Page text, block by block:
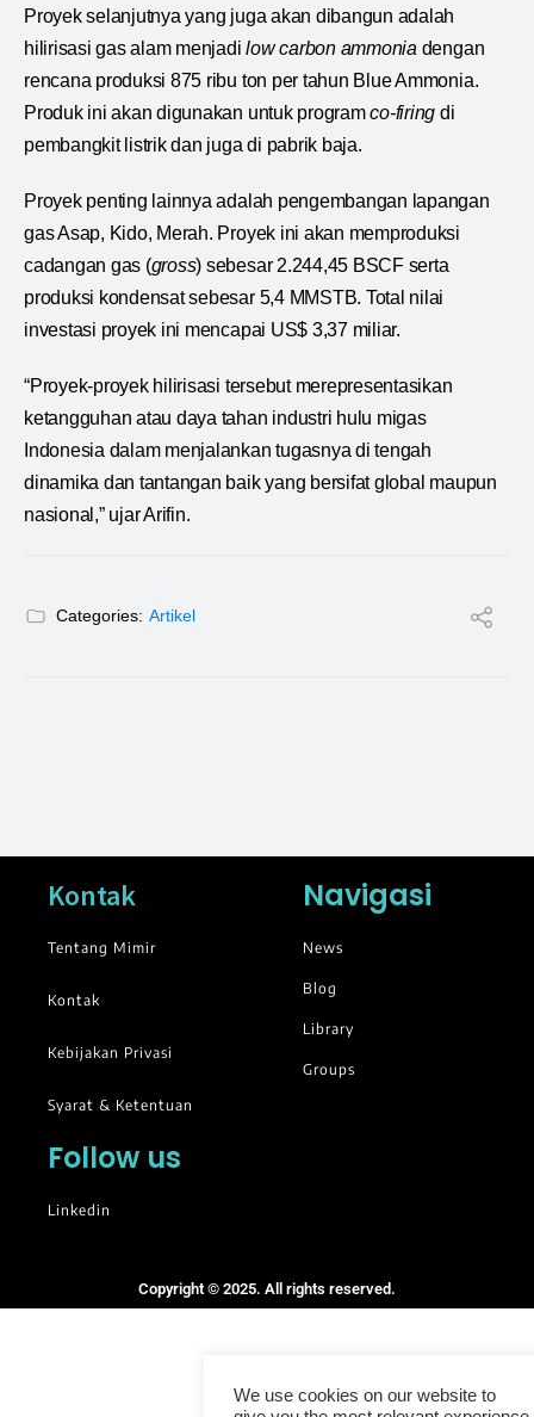
Proyek selanjutnya yang juga akan dibangun adalah
hilirisasi gas alam menjadilow carbon ammonia dengan
rencana produksi 875 ribu ton per tahun Blue Ammonia.
Produk ini akan digunakan untuk programco-firing di
pembangkit listrik dan juga di pabrik baja.
Proyek penting lainnya adalah pengembangan lapangan
gas Asap, Kido, Merah. Proyek ini akan memproduksi
cadangan gas (gross) sebesar 2.244,45 BSCF serta
produksi kondensat sebesar 5,4 MMSTB. Total nilai
investasi proyek ini mencapai US$ 3,37 miliar.
“Proyek-proyek hilirisasi tersebut merepresentasikan
ketangguhan atau daya tahan industri hulu migas
Indonesia dalam menjalankan tugasnya di tengah
dinamika dan tantangan baik yang bersifat global maupun
nasional,” ujar Arifin.
Categories: Artikel
Kontak
Tentang Mimir
Kontak
Kebijakan Privasi
Syarat & Ketentuan
Navigasi
News
Blog
Library
Groups
Follow us
Linkedin
Copyright © 2025. All rights reserved.
We use cookies on our website to